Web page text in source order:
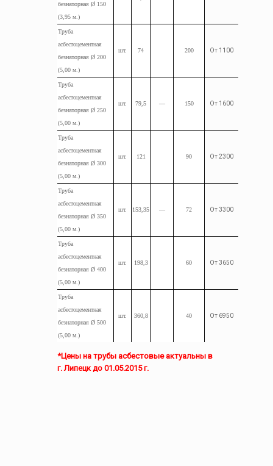
безнапорная Ø 150
(3,95м.)
Труба
асбестоцементная
безнапорная Ø 200
(5,00м.)
шт. 74 200 От 1100
Труба
асбестоцементная
безнапорная Ø 250
(5,00м.)
шт. 79,5 — 150 От 1600
Труба
асбестоцементная
безнапорная Ø 300
(5,00м.)
шт. 121 90 От 2300
Труба
асбестоцементная
безнапорная Ø 350
(5,00м.)
шт. 153,35 — 72 От 3300
Труба
асбестоцементная
безнапорная Ø 400
(5,00м.)
шт. 198,3 60 От 3650
Труба
асбестоцементная
безнапорная Ø 500
(5,00м.)
шт. 360,8 40 От 6950
*Цены на трубы асбестовые актуальны в
г. Липецк до 01.05.2015 г.